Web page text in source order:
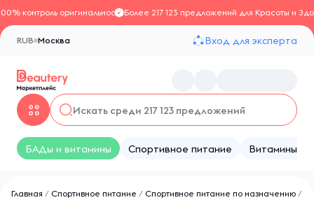
контроль оригинальностиБолее 217 123 предложений для Красоты и
Москва
RUB Вход для эксперта
БАДы и витамины Спортивное питание Витамины
Главная / Спортивное питание / Спортивное питание по назначению /